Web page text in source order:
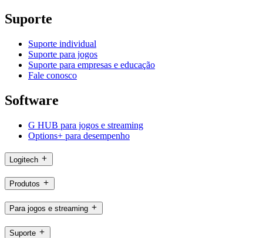
Suporte
Suporte individual
Suporte para jogos
Suporte para empresas e educação
Fale conosco
Software
G HUB para jogos e streaming
Options+ para desempenho
Logitech
Produtos
Para jogos e streaming
Suporte